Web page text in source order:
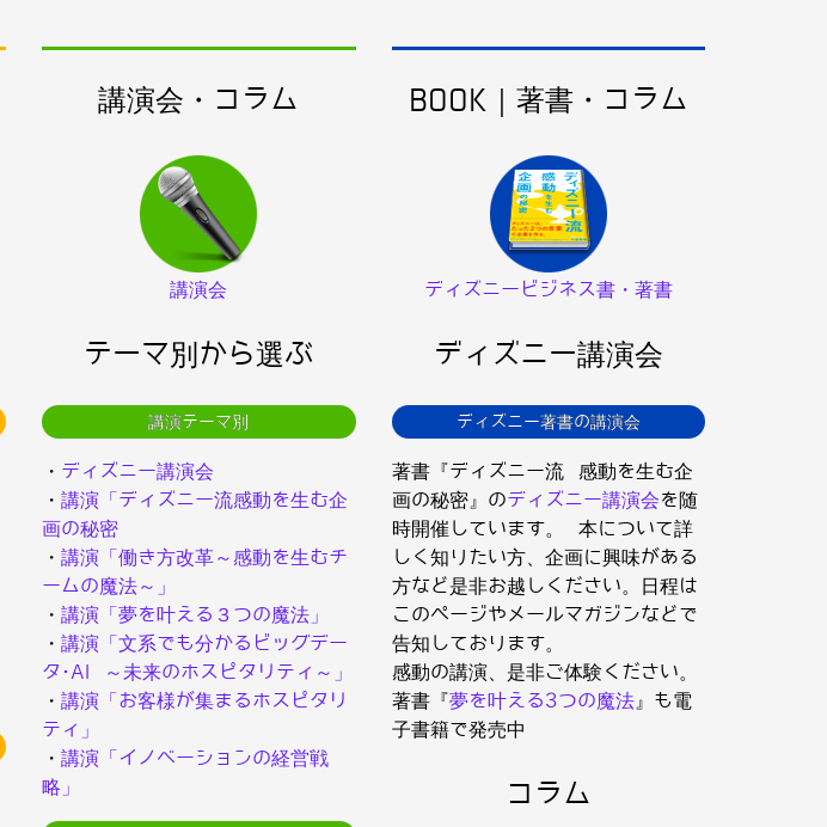
講演会・コラム
講演会
テーマ別から選ぶ
講演テーマ別
・ ディズニー講演会
・ 講演「ディズニー流感動を生む企
画の秘密
・ 講演「働き方改革～感動を生むチ
ームの魔法～」
・ 講演「夢を叶える３つの魔法」
・ 講演「文系でも分かるビッグデー
タ･AI ～未来のホスピタリティ～」
・ 講演「お客様が集まるホスピタリ
ティ」
・ 講演「イノベーションの経営戦
略」
BOOK｜著書・コラム
ディズニービジネス書・著書
ディズニー講演会
ディズニー著書の講演会
著書『ディズニー流 感動を生む企
画の秘密』のディズニー講演会を随
時開催しています。 本について詳
しく知りたい方、企画に興味がある
方など是非お越しください。日程は
このページやメールマガジンなどで
告知しております。
感動の講演、是非ご体験ください。
著書『夢を叶える3つの魔法』も電
子書籍で発売中
コラム